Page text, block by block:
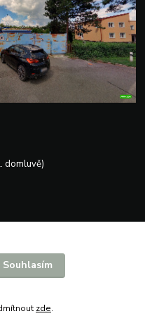
domluvě)
Souhlasím
zde.